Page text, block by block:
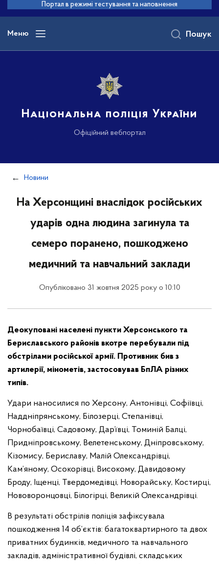
основного
вмісту
Портал в режимі тестування та наповнення
Меню
Національна поліція України
Офіційний вебпортал
Пошук
Новини
На Херсонщині внаслідок російських
ударів одна людина загинула та
семеро поранено, пошкоджено
медичний та навчальний заклади
Опубліковано 31 жовтня 2025 року о 10:10
Деокуповані населені пункти Херсонського та
Бериславського районів вкотре перебували під
обстрілами російської армії. Противник бив з
артилерії, мінометів, застосовував БпЛА різних
типів.
Удари наносилися по Херсону, Антонівці, Софіївці,
Наддніпрянському, Білозерці, Степанівці,
Чорнобаївці, Садовому, Дар’ївці, Томиній Балці,
Придніпровському, Велетенському, Дніпровському,
Кізомису, Бериславу, Малій Олександрівці,
Кам’яному, Осокорівці, Високому, Давидовому
Броду, Іщенці, Твердомедівці, Новорайську, Костирці,
Нововоронцовці, Білогірці, Великій Олександрівці.
В результаті обстрілів поліція зафіксувала
пошкодження 14 об’єктів: багатоквартирного та двох
приватних будинків, медичного та навчального
закладів, адміністративної будівлі, складських